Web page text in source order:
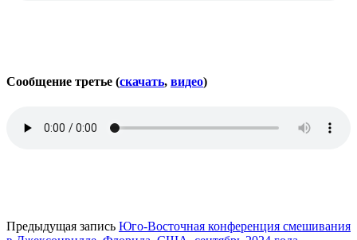
Сообщение третье (скачать, видео)
Предыдущая запись Юго-Восточная конференция смешивания